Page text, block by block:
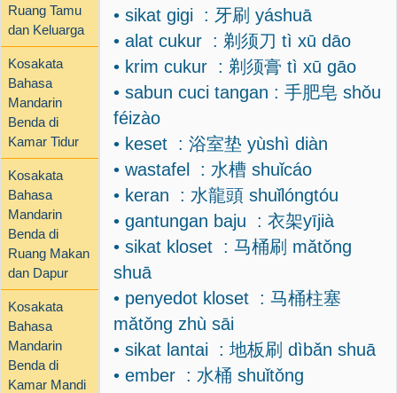
Ruang Tamu
dan Keluarga
Kosakata
Bahasa
Mandarin
Benda di
Kamar Tidur
Kosakata
Bahasa
Mandarin
Benda di
Ruang Makan
dan Dapur
Kosakata
Bahasa
Mandarin
Benda di
Kamar Mandi
• sikat gigi : 牙刷 yáshuā
• alat cukur : 剃须刀 tì xū dāo
• krim cukur : 剃须膏 tì xū gāo
• sabun cuci tangan : 手肥皂 shǒu
féizào
• keset : 浴室垫 yùshì diàn
• wastafel : 水槽 shuǐcáo
• keran : 水龍頭 shuǐlóngtóu
• gantungan baju : 衣架yījià
• sikat kloset : 马桶刷 mǎtǒng
shuā
• penyedot kloset : 马桶柱塞
mǎtǒng zhù sāi
• sikat lantai : 地板刷 dìbǎn shuā
• ember : 水桶 shuǐtǒng